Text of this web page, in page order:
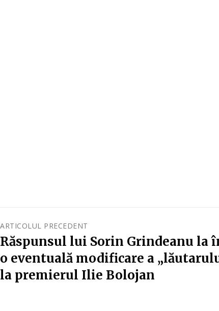
ARTICOLUL PRECEDENT
Răspunsul lui Sorin Grindeanu la
o eventuală modificare a
la premierul Ilie Bolojan